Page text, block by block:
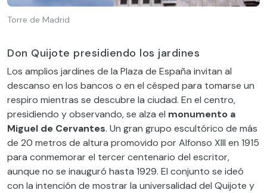
Torre de Madrid
Don Quijote presidiendo los jardines
Los amplios jardines de la Plaza de España invitan al
descanso en los bancos o en el césped para tomarse un
respiro mientras se descubre la ciudad. En el centro,
presidiendo y observando, se alza el monumento a
Miguel de Cervantes. Un gran grupo escultórico de más
de 20 metros de altura promovido por Alfonso XIII en 1915
para conmemorar el tercer centenario del escritor,
aunque no se inauguró hasta 1929. El conjunto se ideó
con la intención de mostrar la universalidad del Quijote y